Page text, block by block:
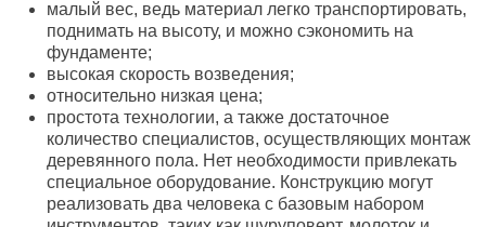
малый вес, ведь материал легко транспортировать,
поднимать на высоту, и можно сэкономить на
фундаменте;
высокая скорость возведения;
относительно низкая цена;
простота технологии, а также достаточное
количество специалистов, осуществляющих монтаж
деревянного пола. Нет необходимости привлекать
специальное оборудование. Конструкцию могут
реализовать два человека с базовым набором